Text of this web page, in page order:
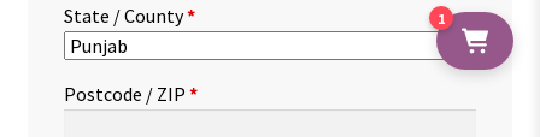
State / County*
Postcode / ZIP *
1